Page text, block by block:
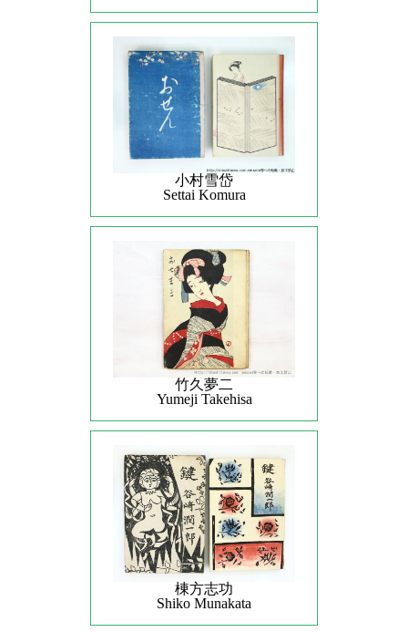
小村雪岱
Settai Komura
竹久夢二
Yumeji Takehisa
棟方志功
Shiko Munakata